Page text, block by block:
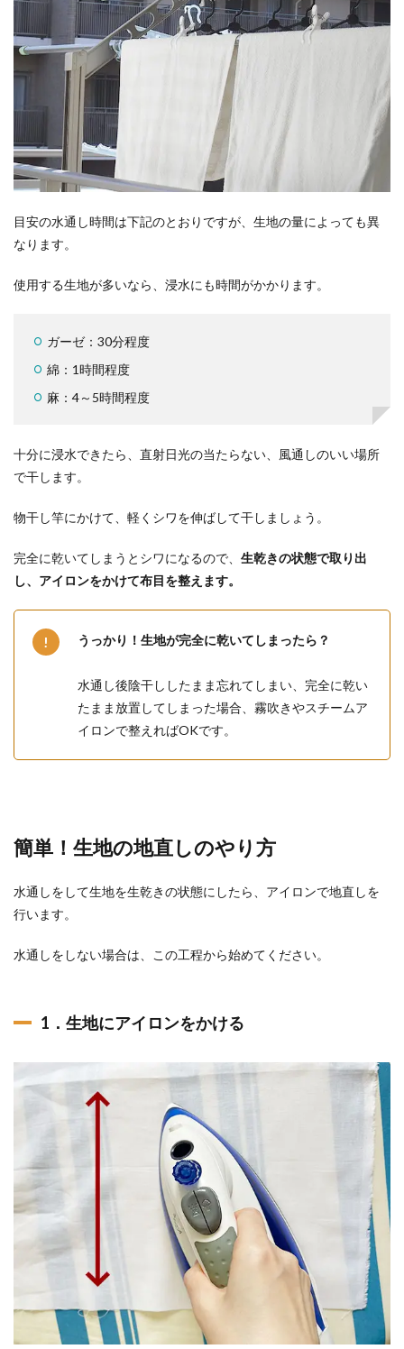
目安の水通し時間は下記のとおりですが、生地の量によっても異
なります。
使用する生地が多いなら、浸水にも時間がかかります。
ガーゼ：30分程度
綿：1時間程度
麻：4～5時間程度
十分に浸水できたら、直射日光の当たらない、風通しのいい場所
で干します。
物干し竿にかけて、軽くシワを伸ばして干しましょう。
完全に乾いてしまうとシワになるので、 生乾きの状態で取り出
し、アイロンをかけて布目を整えます。
うっかり！生地が完全に乾いてしまったら？
水通し後陰干ししたまま忘れてしまい、完全に乾い
たまま放置してしまった場合、霧吹きやスチームア
イロンで整えればOKです。
簡単！生地の地直しのやり方
水通しをして生地を生乾きの状態にしたら、アイロンで地直しを
行います。
水通しをしない場合は、この工程から始めてください。
1．生地にアイロンをかける